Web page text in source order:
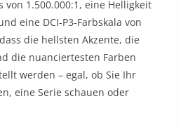
1.500.000:1, eine Helligkeit
eine DCI-P3-Farbskala von
die hellsten Akzente, die
die nuanciertesten Farben
werden – egal, ob Sie Ihr
eine Serie schauen oder